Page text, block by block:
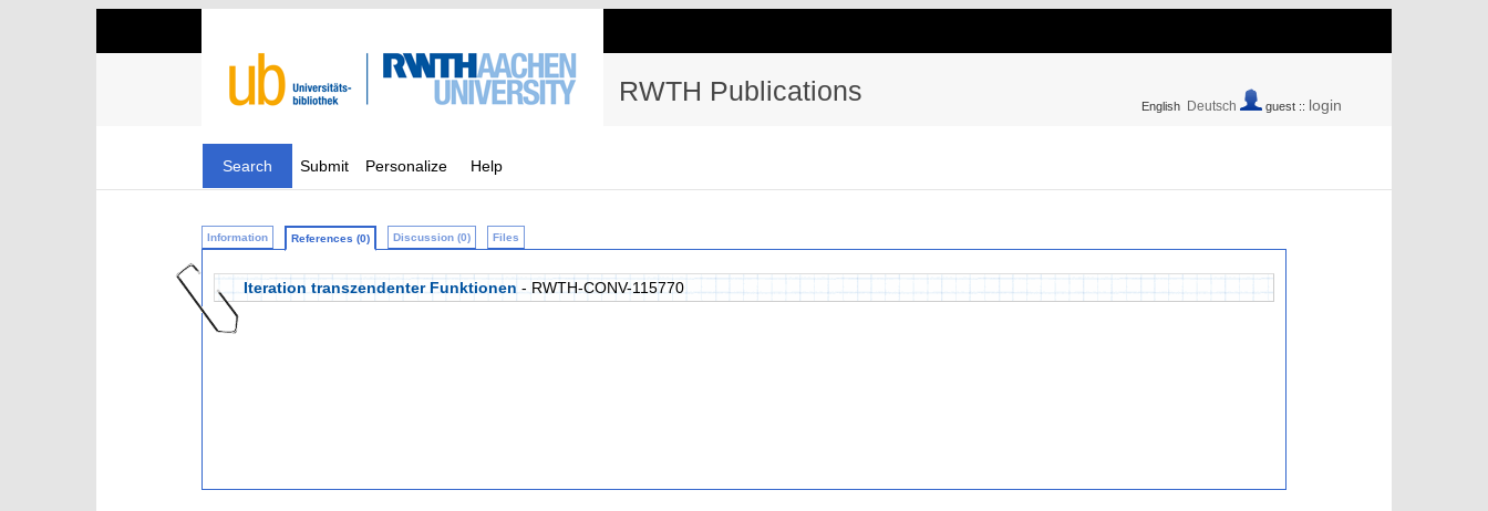
RWTH Publications English Deutsch guest :: login
Search Submit Personalize Help
Information References (0) Discussion (0) Files
Iteration transzendenter Funktionen - RWTH-CONV-115770